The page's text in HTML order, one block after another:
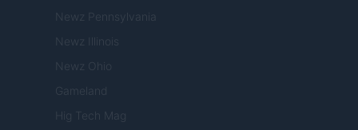
Newz Pennsylvania
Newz Illinois
Newz Ohio
Gameland
Hig Tech Mag